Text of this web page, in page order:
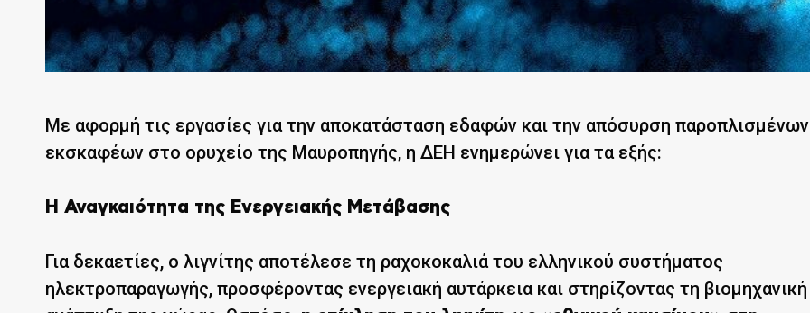
Με αφορμή τις εργασίες για την αποκατάσταση εδαφών και την απόσυρση παροπλισμένων
εκσκαφέων στο ορυχείο της Μαυροπηγής, η ΔΕΗ ενημερώνει για τα εξής:
Η Αναγκαιότητα της Ενεργειακής Μετάβασης
Για δεκαετίες, ο λιγνίτης αποτέλεσε τη ραχοκοκαλιά του ελληνικού συστήματος
ηλεκτροπαραγωγής, προσφέροντας ενεργειακή αυτάρκεια και στηρίζοντας τη βιομηχανική